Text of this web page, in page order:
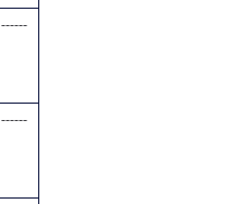
------
------